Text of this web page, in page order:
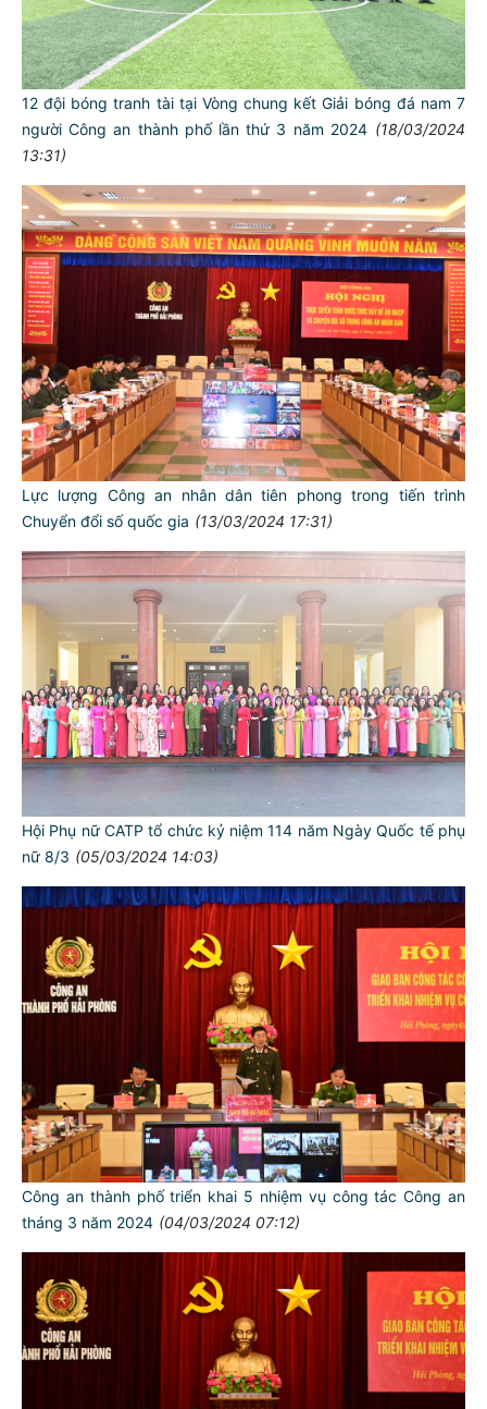
12 đội bóng tranh tài tại Vòng chung kết Giải bóng đá nam 7
người Công an thành phố lần thứ 3 năm 2024 (18/03/2024
13:31)
Lực lượng Công an nhân dân tiên phong trong tiến trình
Chuyển đổi số quốc gia (13/03/2024 17:31)
Hội Phụ nữ CATP tổ chức kỷ niệm 114 năm Ngày Quốc tế phụ
nữ 8/3 (05/03/2024 14:03)
Công an thành phố triển khai 5 nhiệm vụ công tác Công an
tháng 3 năm 2024 (04/03/2024 07:12)